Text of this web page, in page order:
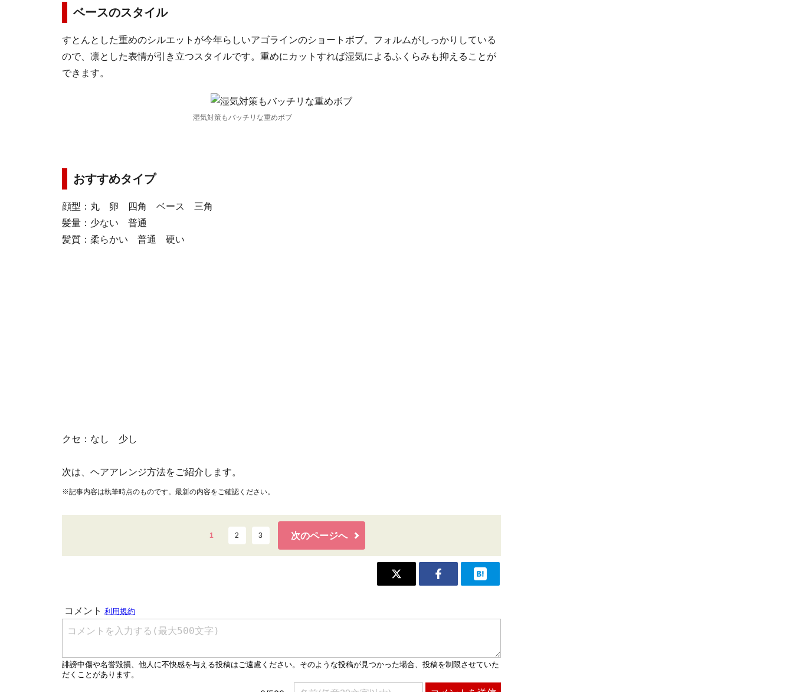
ベースのスタイル
すとんとした重めのシルエットが今年らしいアゴラインのショートボブ。フォルムがしっかりしている
ので、凛とした表情が引き立つスタイルです。重めにカットすれば湿気によるふくらみも抑えることが
できます。
湿気対策もバッチリな重めボブ
おすすめタイプ
顔型：丸 卵 四角 ベース 三角
髪量：少ない 普通
髪質：柔らかい 普通 硬い
クセ：なし 少し
次は、ヘアアレンジ方法をご紹介します。
※記事内容は執筆時点のものです。最新の内容をご確認ください。
1 2 3 次のページへ